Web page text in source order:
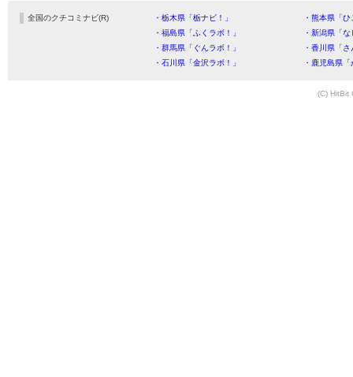
全国のクチコミナビ(R) ・栃木県「栃ナビ！」
・熊本県「
・福島県「ふくラボ！」
・新潟県「
・群馬県「ぐんラボ！」
・香川県「
・石川県「金沢ラボ！」
・鹿児島県
(C) HitBit